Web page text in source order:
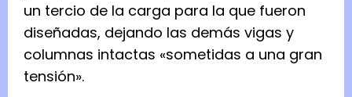
un tercio de la carga para la que fueron
diseñadas, dejando las demás vigas y
columnas intactas «sometidas a una gran
tensión».